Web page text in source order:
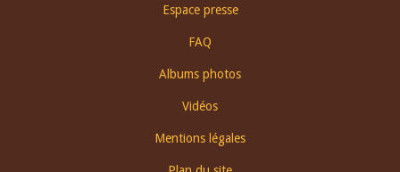
Espace presse
FAQ
Albums photos
Vidéos
Mentions légales